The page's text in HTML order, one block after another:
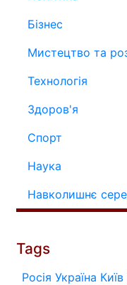
Бізнес
Мистецтво та
Технологія
Здоров'я
Спорт
Наука
Навколишнє
Tags
Росія Україна Київ